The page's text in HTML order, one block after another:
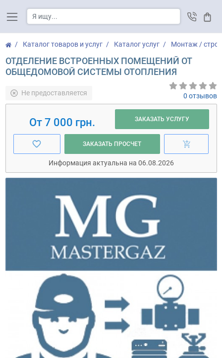
Каталог товаров и услуг Каталог услуг Монтаж /
ОТДЕЛЕНИЕ ВСТРОЕННЫХ ПОМЕЩЕНИЙ ОТ
ОБЩЕДОМОВОЙ СИСТЕМЫ ОТОПЛЕНИЯ
Не предоставляется 0 отзывов
От 7 000 грн. ЗАКАЗАТЬ УСЛУГУ
ЗАКАЗАТЬ ПРОСЧЕТ
Информация актуальна на 06.08.2026